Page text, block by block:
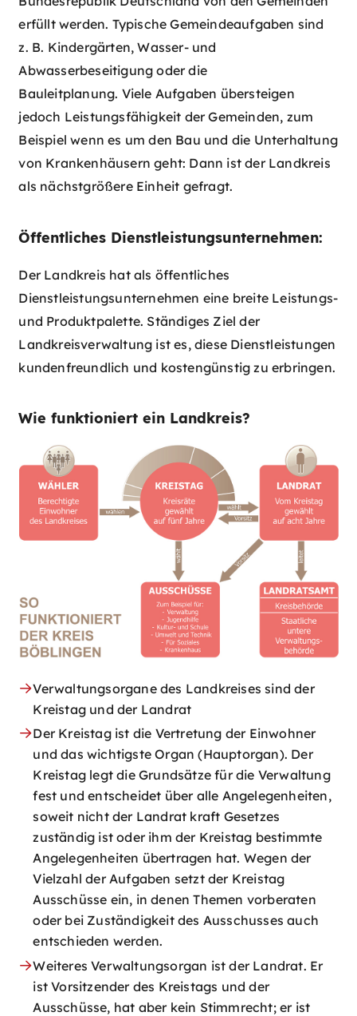
erfüllt werden. Typische Gemeindeaufgaben sind
z. B. Kindergärten, Wasser- und
Abwasserbeseitigung oder die
Bauleitplanung. Viele Aufgaben übersteigen
jedoch Leistungsfähigkeit der Gemeinden, zum
Beispiel wenn es um den Bau und die Unterhaltung
von Krankenhäusern geht: Dann ist der Landkreis
als nächstgrößere Einheit gefragt.
Öffentliches Dienstleistungsunternehmen:
Der Landkreis hat als öffentliches
Dienstleistungsunternehmen eine breite Leistungs-
und Produktpalette. Ständiges Ziel der
Landkreisverwaltung ist es, diese Dienstleistungen
kundenfreundlich und kostengünstig zu erbringen.
Wie funktioniert ein Landkreis?
Verwaltungsorgane des Landkreises sind der
Kreistag und der Landrat
Der Kreistag ist die Vertretung der Einwohner
und das wichtigste Organ (Hauptorgan). Der
Kreistag legt die Grundsätze für die Verwaltung
fest und entscheidet über alle Angelegenheiten,
soweit nicht der Landrat kraft Gesetzes
zuständig ist oder ihm der Kreistag bestimmte
Angelegenheiten übertragen hat. Wegen der
Vielzahl der Aufgaben setzt der Kreistag
Ausschüsse ein, in denen Themen vorberaten
oder bei Zuständigkeit des Ausschusses auch
entschieden werden.
Weiteres Verwaltungsorgan ist der Landrat. Er
ist Vorsitzender des Kreistags und der
Ausschüsse, hat aber kein Stimmrecht; er ist